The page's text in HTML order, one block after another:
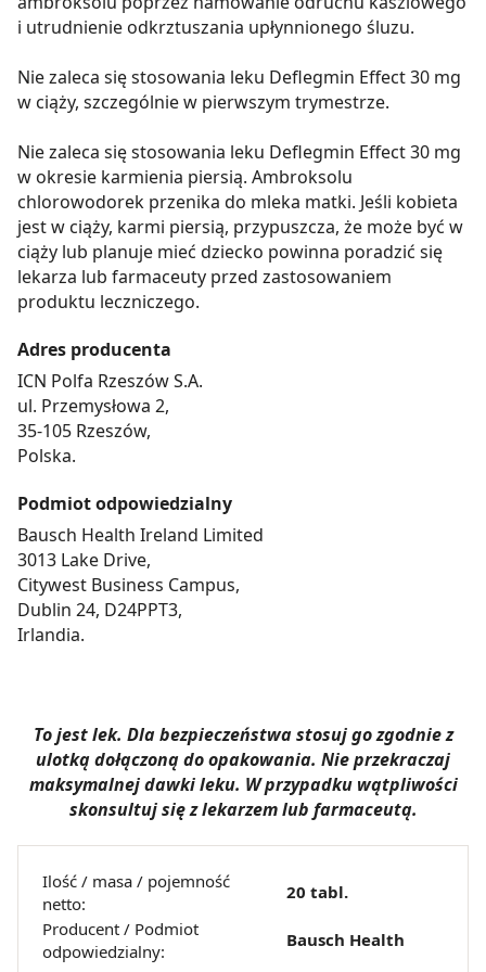
i utrudnienie odkrztuszania upłynnionego śluzu.
Nie zaleca się stosowania leku Deflegmin Effect 30 mg
w ciąży, szczególnie w pierwszym trymestrze.
Nie zaleca się stosowania leku Deflegmin Effect 30 mg
w okresie karmienia piersią. Ambroksolu
chlorowodorek przenika do mleka matki. Jeśli kobieta
jest w ciąży, karmi piersią, przypuszcza, że może być w
ciąży lub planuje mieć dziecko powinna poradzić się
lekarza lub farmaceuty przed zastosowaniem
produktu leczniczego.
Adres producenta
ICN Polfa Rzeszów S.A.
ul. Przemysłowa 2,
35-105 Rzeszów,
Polska.
Podmiot odpowiedzialny
Bausch Health Ireland Limited
3013 Lake Drive,
Citywest Business Campus,
Dublin 24, D24PPT3,
Irlandia.
To jest lek. Dla bezpieczeństwa stosuj go zgodnie z
ulotką dołączoną do opakowania. Nie przekraczaj
maksymalnej dawki leku. W przypadku wątpliwości
skonsultuj się z lekarzem lub farmaceutą.
Ilość / masa / pojemność
netto:
20 tabl.
Producent / Podmiot
odpowiedzialny:
Bausch Health